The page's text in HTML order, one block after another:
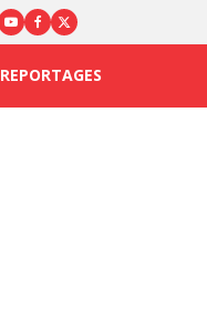
REPORTAGES